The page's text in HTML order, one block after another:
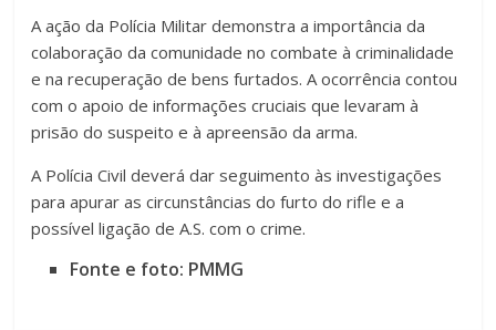
A ação da Polícia Militar demonstra a importância da
colaboração da comunidade no combate à criminalidade
e na recuperação de bens furtados. A ocorrência contou
com o apoio de informações cruciais que levaram à
prisão do suspeito e à apreensão da arma.
A Polícia Civil deverá dar seguimento às investigações
para apurar as circunstâncias do furto do rifle e a
possível ligação de A.S. com o crime.
Fonte e foto: PMMG